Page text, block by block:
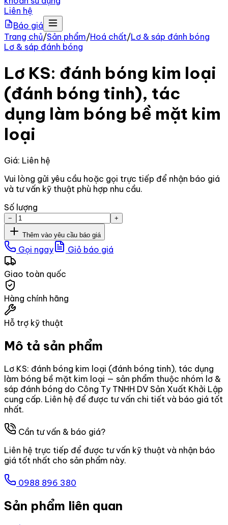
Liên hệ
Báo giá
Trang chủ/Sản phẩm/Hoá chất/Lơ & sáp đánh bóng
Lơ & sáp đánh bóng
Lơ KS: đánh bóng kim loại
(đánh bóng tinh), tác
dụng làm bóng bề mặt kim
loại
Giá: Liên hệ
Vui lòng gửi yêu cầu hoặc gọi trực tiếp để nhận báo giá
và tư vấn kỹ thuật phù hợp nhu cầu.
Số lượng
− +
Thêm vào yêu cầu báo giá
Gọi ngay Giỏ báo giá
Giao toàn quốc
Hàng chính hãng
Hỗ trợ kỹ thuật
Mô tả sản phẩm
Lơ KS: đánh bóng kim loại (đánh bóng tinh), tác dụng
làm bóng bề mặt kim loại — sản phẩm thuộc nhóm lơ &
sáp đánh bóng do Công Ty TNHH DV Sản Xuất Khởi Lập
cung cấp. Liên hệ để được tư vấn chi tiết và báo giá tốt
nhất.
Cần tư vấn & báo giá?
Liên hệ trực tiếp để được tư vấn kỹ thuật và nhận báo
giá tốt nhất cho sản phẩm này.
0988 896 380
Sản phẩm liên quan